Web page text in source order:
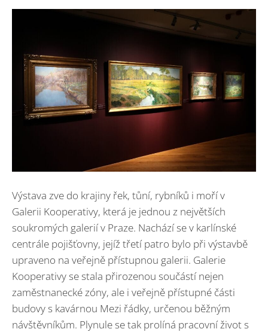
Výstava zve do krajiny řek, tůní, rybníků i moří v
Galerii Kooperativy, která je jednou z největších
soukromých galerií v Praze. Nachází se v karlínské
centrále pojišťovny, jejíž třetí patro bylo při výstavbě
upraveno na veřejně přístupnou galerii. Galerie
Kooperativy se stala přirozenou součástí nejen
zaměstnanecké zóny, ale i veřejně přístupné části
budovy s kavárnou Mezi řádky, určenou běžným
návštěvníkům. Plynule se tak prolíná pracovní život s